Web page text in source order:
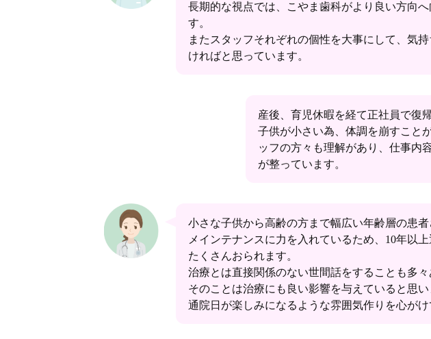
長期的な視点では、こやま歯科がより良い方向
す。
またスタッフそれぞれの個性を大事にして、気
ければと思っています。
産後、育児休暇を経て正社員で復
子供が小さい為、体調を崩すこと
ッフの方々も理解があり、仕事内
が整っています。
小さな子供から高齢の方まで幅広い年齢層の患者
メインテナンスに力を入れているため、10年以
たくさんおられます。
治療とは直接関係のない世間話をすることも多
そのことは治療にも良い影響を与えていると思
通院日が楽しみになるような雰囲気作りを心がけ